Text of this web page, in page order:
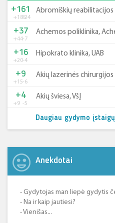
+185-24
+161 Abromiškių reabilitacijos
+44-7
+37 Achemos poliklinika,
+20-4
+16 Hipokrato klinika, UAB
+15-6
+9 Akių lazerinės chirurgijos
+9 -5
+4 Akių šviesa, VšĮ
Daugiau gydymo įstaigų
Anekdotai
- Gydytojas man liepė gydytis
- Na ir kaip jautiesi?
- Vienišas...